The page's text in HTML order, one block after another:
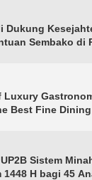
Dukung
Sembako di
Luxury
Best Fine
Sistem
1448 H bagi 45